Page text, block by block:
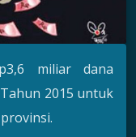
miliar dana
2015 untuk